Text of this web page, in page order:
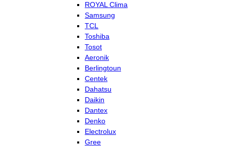
ROYAL Clima
Samsung
TCL
Toshiba
Tosot
Aeronik
Berlingtoun
Centek
Dahatsu
Daikin
Dantex
Denko
Electrolux
Gree